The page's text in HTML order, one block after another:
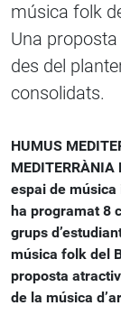
música folk
Una
des del
consolidats.
HUMUS
MEDITERRÀNIA
espai de
ha programat 8
grups
música folk del
proposta
de la música